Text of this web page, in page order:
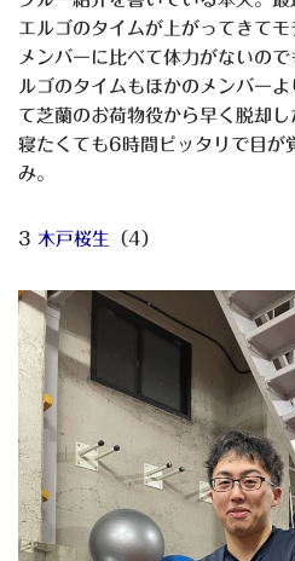
エルゴのタイムが上がってきて
メンバーに比べて体力がないの
ルゴのタイムもほかのメンバー
て芝蘭のお荷物役から早く脱却
寝たくても6時間ピッタリで目が
み。
3 木戸桜生 （4）